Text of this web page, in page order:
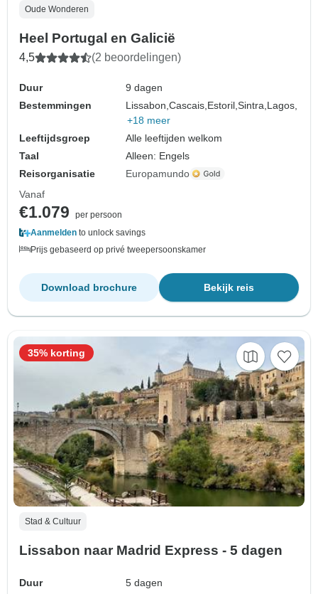
Oude Wonderen
Heel Portugal en Galicië
4,5 (2 beoordelingen)
Duur
9 dagen
Bestemmingen
Lissabon,Cascais, Estoril,Sintra, Lagos,
+18 meer
Leeftijdsgroep
Alle leeftijden welkom
Taal
Alleen: Engels
Reisorganisatie
Europamundo
Vanaf
€1.079
per persoon
Aanmelden to unlock savings
Prijs gebaseerd op privé tweepersoonskamer
Bekijk reis
Download brochure
Stad & Cultuur
Lissabon naar Madrid Express - 5 dagen
Duur
5 dagen
35% korting